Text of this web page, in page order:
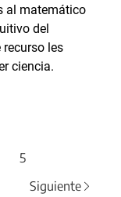
al matemático
del
les
ciencia.
5
Siguiente